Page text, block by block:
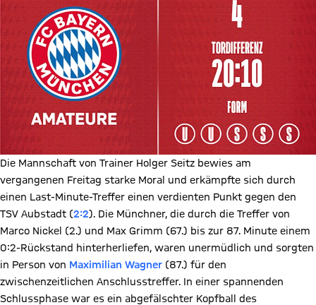
Die Mannschaft von Trainer Holger Seitz bewies am
vergangenen Freitag starke Moral und erkämpfte sich durch
einen Last-Minute-Treffer einen verdienten Punkt gegen den
TSV Aubstadt (2:2). Die Münchner, die durch die Treffer von
Marco Nickel (2.) und Max Grimm (67.) bis zur 87. Minute einem
0:2-Rückstand hinterherliefen, waren unermüdlich und sorgten
in Person von Maximilian Wagner (87.) für den
zwischenzeitlichen Anschlusstreffer. In einer spannenden
Schlussphase war es ein abgefälschter Kopfball des